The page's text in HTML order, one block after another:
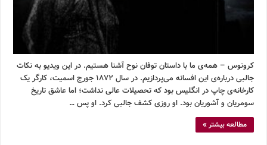
کرونوس – همه‌ی ما با داستان توفان نوح آشنا هستیم. در این ویدیو به نکات
جالبی درباره‌ی این افسانه می‌پردازیم. در سال ۱۸۷۲ جورج اسمیت، کارگر یک
کارخانه‌ی چاپ در انگلیس بود که تحصیلات عالی نداشت؛ اما عاشق تاریخ
سومریان و آشوریان بود. او روزی کشف جالبی کرد. او پس …
مطالعه بیشتر »